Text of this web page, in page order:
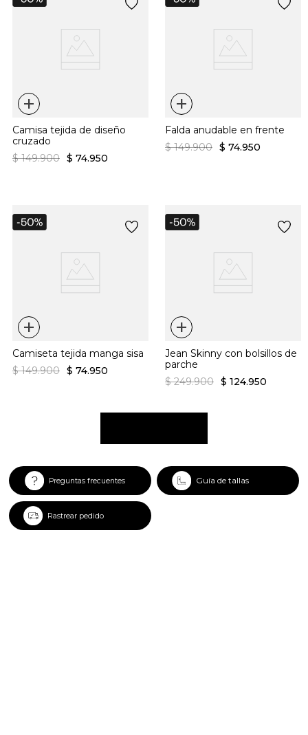
+
Camisa tejida de diseño
cruzado
$ 149.900 $ 74.950
+
Falda anudable en frente
$ 149.900 $ 74.950
+
Camiseta tejida manga sisa
$ 149.900 $ 74.950
+
Jean Skinny con bolsillos de
parche
$ 249.900 $ 124.950